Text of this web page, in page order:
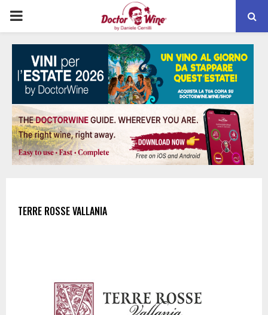
PRIMARY
MENU
TERRE ROSSE VALLANIA